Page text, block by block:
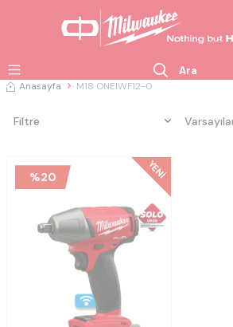
Ara
Anasayfa M18 ONEIWF12-0
Filtre
%20 YENI